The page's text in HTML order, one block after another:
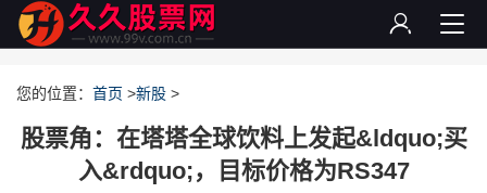
您的位置： 首页 >新股 >
股票角：在塔塔全球饮料上发起&ldquo;买
入&rdquo;，目标价格为RS347